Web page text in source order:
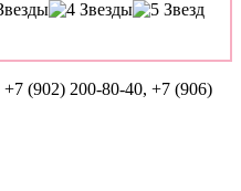
+7 (902) 200-80-40, +7 (906)